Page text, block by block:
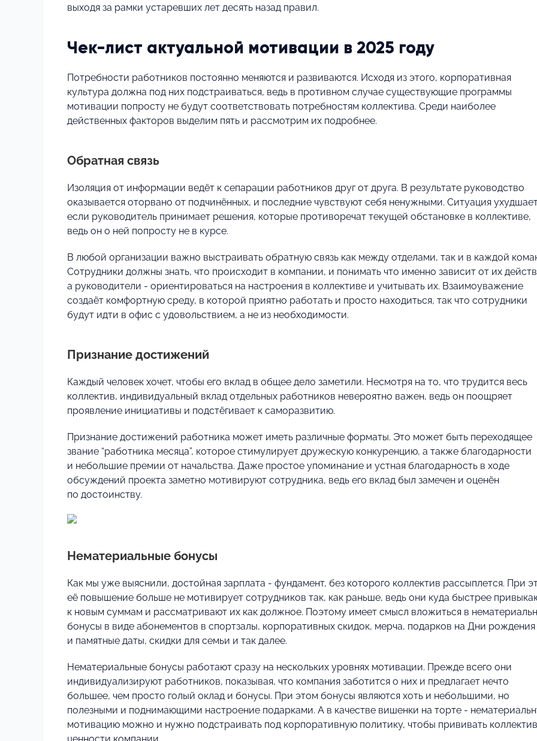
выходя за рамки устаревших лет десять назад правил.
Чек-лист актуальной мотивации в 2025 году
Потребности работников постоянно меняются и развиваются. Исходя из этого, корпоративная
культура должна под них подстраиваться, ведь в противном случае существующие программы
мотивации попросту не будут соответствовать потребностям коллектива. Среди наиболее
действенных факторов выделим пять и рассмотрим их подробнее.
Обратная связь
Изоляция от информации ведёт к сепарации работников друг от друга. В результате руководство
оказывается оторвано от подчинённых, и последние чувствуют себя ненужными. Ситуация
если руководитель принимает решения, которые противоречат текущей обстановке в коллективе,
ведь он о ней попросту не в курсе.
В любой организации важно выстраивать обратную связь как между отделами, так и в каждой
Сотрудники должны знать, что происходит в компании, и понимать что именно зависит от их
а руководители - ориентироваться на настроения в коллективе и учитывать их. Взаимоуважение
создаёт комфортную среду, в которой приятно работать и просто находиться, так что сотрудники
будут идти в офис с удовольствием, а не из необходимости.
Признание достижений
Каждый человек хочет, чтобы его вклад в общее дело заметили. Несмотря на то, что трудится весь
коллектив, индивидуальный вклад отдельных работников невероятно важен, ведь он поощряет
проявление инициативы и подстёгивает к саморазвитию.
Признание достижений работника может иметь различные форматы. Это может быть переходящее
звание “работника месяца”, которое стимулирует дружескую конкуренцию, а также благодарности
и небольшие премии от начальства. Даже простое упоминание и устная благодарность в ходе
обсуждений проекта заметно мотивируют сотрудника, ведь его вклад был замечен и оценён
по достоинству.
Нематериальные бонусы
Как мы уже выяснили, достойная зарплата - фундамент, без которого коллектив рассыплется. При
её повышение больше не мотивирует сотрудников так, как раньше, ведь они куда быстрее
к новым суммам и рассматривают их как должное. Поэтому имеет смысл вложиться в
бонусы в виде абонементов в спортзалы, корпоративных скидок, мерча, подарков на Дни рождения
и памятные даты, скидки для семьи и так далее.
Нематериальные бонусы работают сразу на нескольких уровнях мотивации. Прежде всего они
индивидуализируют работников, показывая, что компания заботится о них и предлагает нечто
большее, чем просто голый оклад и бонусы. При этом бонусы являются хоть и небольшими, но
полезными и поднимающими настроение подарками. А в качестве вишенки на торте -
мотивацию можно и нужно подстраивать под корпоративную политику, чтобы прививать